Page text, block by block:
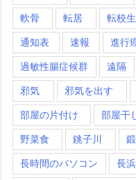
軟骨 転居 転校生
通知表 速報 進行
過敏性腸症候群 遠隔
邪気 邪気を出す
部屋の片付け 部屋干
野菜食 銚子川
長時間のパソコン 長